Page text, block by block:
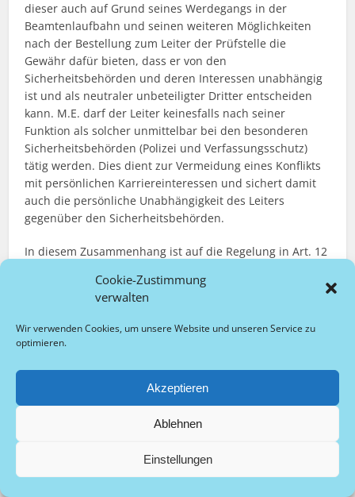
Cookie-Zustimmung
verwalten
Wir verwenden Cookies, um unsere Website und unseren Service zu
optimieren.
Akzeptieren
Ablehnen
Einstellungen
dieser auch auf Grund seines Werdegangs in der
Beamtenlaufbahn und seinen weiteren Möglichkeiten
nach der Bestellung zum Leiter der Prüfstelle die
Gewähr dafür bieten, dass er von den
Sicherheitsbehörden und deren Interessen unabhängig
ist und als neutraler unbeteiligter Dritter entscheiden
kann. M.E. darf der Leiter keinesfalls nach seiner
Funktion als solcher unmittelbar bei den besonderen
Sicherheitsbehörden (Polizei und Verfassungsschutz)
tätig werden. Dies dient zur Vermeidung eines Konflikts
mit persönlichen Karriereinteressen und sichert damit
auch die persönliche Unabhängigkeit des Leiters
gegenüber den Sicherheitsbehörden.
In diesem Zusammenhang ist auf die Regelung in Art. 12
von Sachverstand aus den Polizeidienststellen
ermöglicht, laut Gesetzesbegründung um Fachverstand
zu gewährleisten. An dieser Stellt tritt aber die Frage auf,
inwieweit es den Fachverstand von Ermittlungspersonen
Kernbereich privater Lebensführung zu treffen. Hierbei
handelt es sich um eine genuin juristische
Wertungsfrage im Bereich der Datenverwertung und
keine Frage möglichst effektiver Gefahrenabwehr, die
eines eingesetzten Mittels auf Ebene der Datenerhebung
berührt. Ob und inwieweit die Daten zur weiteren